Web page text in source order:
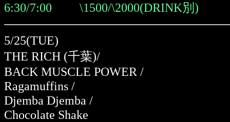
6:30/7:00 \1500/\2000(DRINK別)
5/25(TUE)
THE RICH (千葉)/
BACK MUSCLE POWER /
Ragamuffins /
Djemba Djemba /
Chocolate Shake